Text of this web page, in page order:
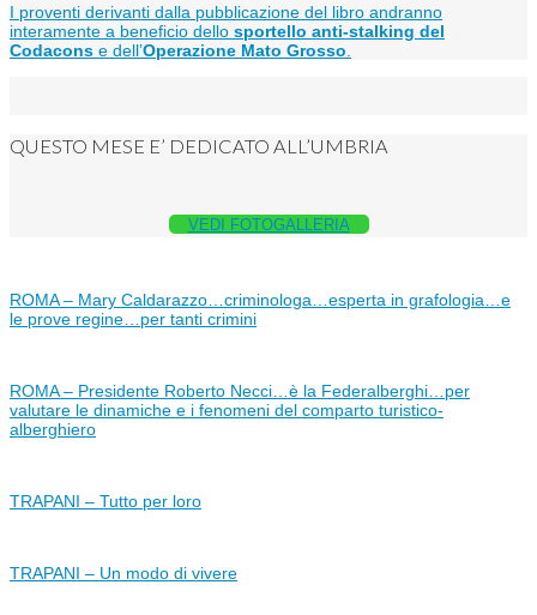
I proventi derivanti dalla pubblicazione del libro andranno
interamente a beneficio dello sportello anti-stalking del
Codacons e dell’Operazione Mato Grosso
QUESTO MESE E’ DEDICATO ALL’UMBRIA
VEDI FOTOGALLERIA
ROMA – Mary Caldarazzo…criminologa…esperta in grafologia…e
le prove regine…per tanti crimini
ROMA – Presidente Roberto Necci…è la Federalberghi…per
valutare le dinamiche e i fenomeni del comparto turistico-
alberghiero
TRAPANI – Tutto per loro
TRAPANI – Un modo di vivere